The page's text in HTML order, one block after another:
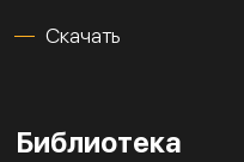
Скачать
Библиотека